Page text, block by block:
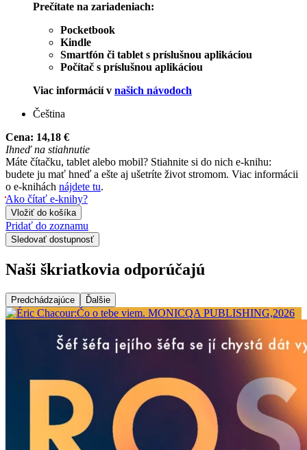
Prečítate na zariadeniach:
Pocketbook
Kindle
Smartfón či tablet s príslušnou aplikáciou
Počítač s príslušnou aplikáciou
Viac informácií v našich návodoch
Čeština
Cena: 14,18 €
Ihneď na stiahnutie
Máte čítačku, tablet alebo mobil? Stiahnite si do nich e-knihu:
budete ju mať hneď a ešte aj ušetríte život stromom. Viac informácii
o e-knihách nájdete tu.
Ako čítať e-knihy?
Vložiť do košíka
Pridať do zoznamu
Sledovať dostupnosť
Naši škriatkovia odporúčajú
Predchádzajúce Ďalšie